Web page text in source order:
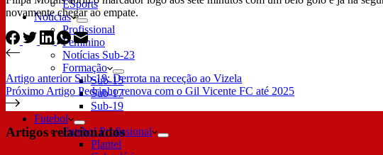
ESports
Notícias
Profissional
Feminino
Notícias Sub-23
Formação
Sub-15
Sub-17
Sub-19
Futebol
Futebol Profissional
Plantel
novamente chegar ao empate.
Artigo anterior Sub-19: Derrota na receção ao Vizela
Próximo Artigo Pedrinho renova com o Gil Vicente FC até 2025
Artigos relacionados